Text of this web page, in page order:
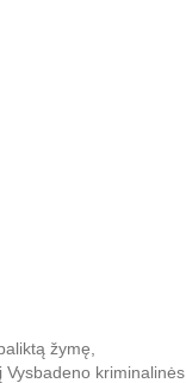
žymę,
kriminalinės